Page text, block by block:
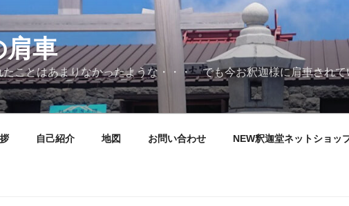
肩車
たことはあまりなかったような・・・ でも今お釈迦様に肩車されて
自己紹介 地図 お問い合わせ NEW釈迦堂ネットショッ